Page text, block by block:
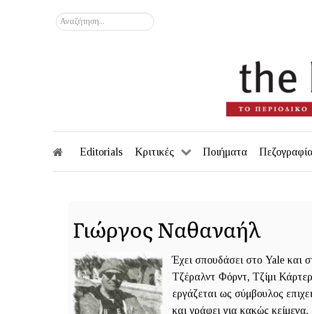
Αναζήτηση...
Editorials Κριτικές Ποιήματα
Γιώργος Ναθαναήλ
Έχει σπουδάσει στο Yale
Τζέραλντ Φόρντ, Τζίμι
εργάζεται ως σύμβουλος
και γράφει για κακώς κείμενα,